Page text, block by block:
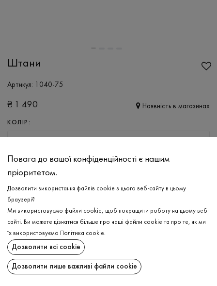
Штани
Артикул: 1040-75
₴ 1 490 Наявність в магазинах
КОЛІР:
ДОДАТИ ДО КОШИКА
ОБЕРІТЬ РОЗМІР
Штани
ДОДАТИ ДО КОШИКА
ОПИС
Повага до вашої конфіденційності є нашим
пріоритетом.
Дозволити використання файлів cookie з цього веб-сайту в цьому
браузері?
Ми використовуємо файли cookie, щоб покращити роботу на цьому веб-
сайті. Ви можете дізнатися більше про наші файли cookie та про те, як ми
їх використовуємо
Політика cookie.
Дозволити всі cookie
Дозволити лише важливі файли cookie